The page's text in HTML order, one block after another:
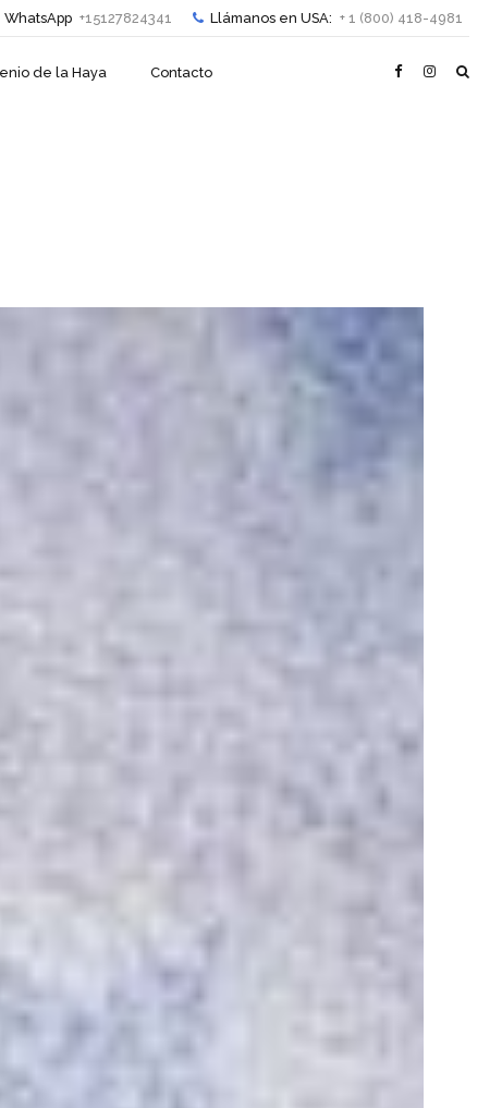
WhatsApp +15127824341 Llámanos en USA: + 1 (800) 418-4981
de la Haya Contacto